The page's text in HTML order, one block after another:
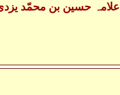
- علامہ حسین بن محمّد